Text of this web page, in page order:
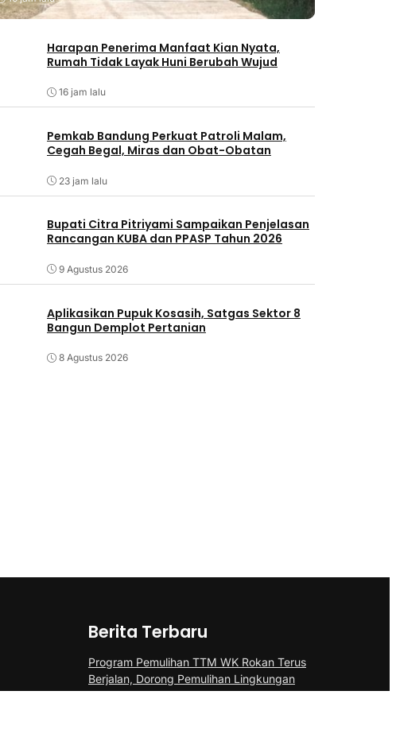
Harapan Penerima Manfaat Kian Nyata,
Rumah Tidak Layak Huni Berubah Wujud
16 jam lalu
Pemkab Bandung Perkuat Patroli Malam,
Cegah Begal, Miras dan Obat-Obatan
23 jam lalu
Bupati Citra Pitriyami Sampaikan Penjelasan
Rancangan KUBA dan PPASP Tahun 2026
9 Agustus 2026
Aplikasikan Pupuk Kosasih, Satgas Sektor 8
Bangun Demplot Pertanian
8 Agustus 2026
Berita Terbaru
Program Pemulihan TTM WK Rokan Terus
Berjalan, Dorong Pemulihan Lingkungan
dan Manfaat Ekonomi Daerah